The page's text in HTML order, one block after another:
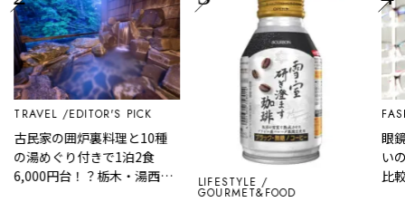
TRAVEL EDITOR'S PICK
古民家の囲炉裏料理と10種
の湯めぐり付きで1泊2食
6,000円台！？栃木・湯西川
LIFESTYLE
GOURMET&FOOD
眼
い
比